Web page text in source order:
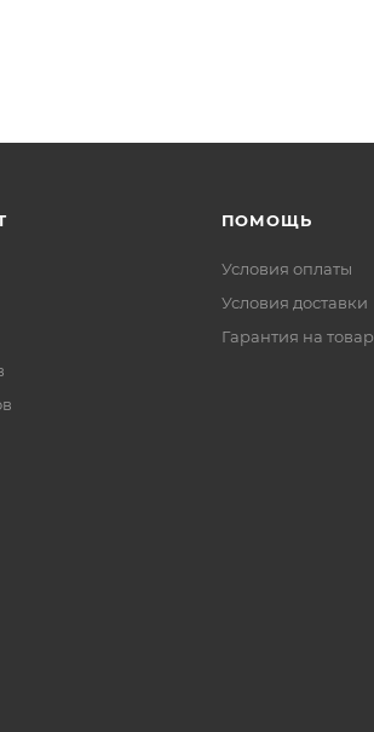
ПОМОЩЬ
Условия оплаты
Условия доставки
Гарантия на товар